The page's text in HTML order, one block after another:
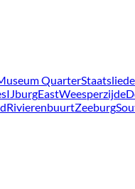
Quarter
IJburgEastWeesperzijde
RivierenbuurtZeeburg